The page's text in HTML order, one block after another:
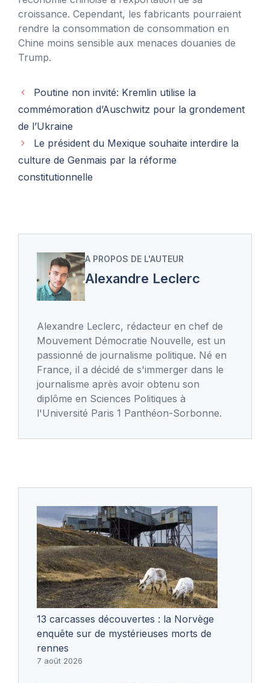
croissance. Cependant, les fabricants pourraient
rendre la consommation de consommation en
Chine moins sensible aux menaces douanies de
Trump.
Poutine non invité: Kremlin utilise la
commémoration d’Auschwitz pour la grondement
de l’Ukraine
Le président du Mexique souhaite interdire la
culture de Genmais par la réforme
constitutionnelle
A PROPOS DE L'AUTEUR
Alexandre Leclerc
Alexandre Leclerc, rédacteur en chef de
Mouvement Démocratie Nouvelle, est un
passionné de journalisme politique. Né en
France, il a décidé de s'immerger dans le
journalisme après avoir obtenu son
diplôme en Sciences Politiques à
l'Université Paris 1 Panthéon-Sorbonne.
13 carcasses découvertes : la Norvège
enquête sur de mystérieuses morts de
rennes
7 août 2026